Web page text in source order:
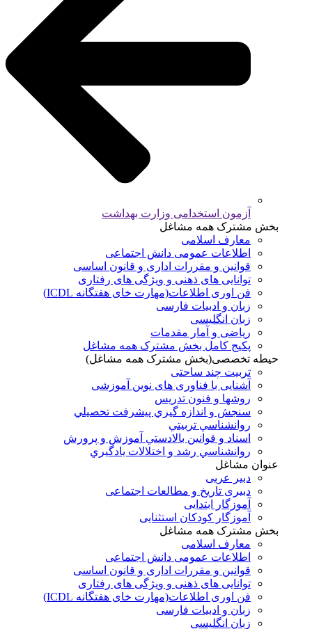
آزمون استخدامی وزارت بهداشت
بخش مشترک همه مشاغل
معارف اسلامی
اطلاعات عمومی دانش اجتماعی
قوانین و مقررات اداری و قانون اساسی
توانایی های ذهنی و ویژگی های رفتاری
فن اوری اطلاعات(مهارت خای هفتگانه ICDL)
زبان و ادبیات فارسی
زبان انگلیسی
ریاضی و آمار مقدمات
پکیج کامل بخش مشترک همه مشاغل
حیطه تخصصی(بخش مشترک همه مشاغل)
تربیت چند ساحتی
آشنایی با فناوری های نوین آموزشی
روشها و فنون تدريس
سنجش و اندازه گيري پيشرفت تحصيلي
روانشناسي تربيتي
اسناد و قوانين بالادستي آموزش و پرورش
روانشناسي رشد و اختلالات يادگيري
عنوان مشاغل
دبير عربی
دبیری تاریخ و مطالعات اجتماعی
آموزگار ابتدایی
آموزگار کودکان استثنایی
بخش مشترک همه مشاغل
معارف اسلامی
اطلاعات عمومی دانش اجتماعی
قوانین و مقررات اداری و قانون اساسی
توانایی های ذهنی و ویژگی های رفتاری
فن اوری اطلاعات(مهارت خای هفتگانه ICDL)
زبان و ادبیات فارسی
زبان انگلیسی